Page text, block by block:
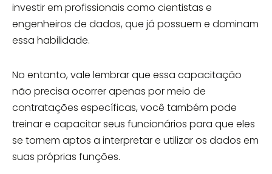
investir em profissionais como cientistas e
engenheiros de dados, que já possuem e dominam
essa habilidade.
No entanto, vale lembrar que essa capacitação
não precisa ocorrer apenas por meio de
contratações específicas, você também pode
treinar e capacitar seus funcionários para que eles
se tornem aptos a interpretar e utilizar os dados em
suas próprias funções.